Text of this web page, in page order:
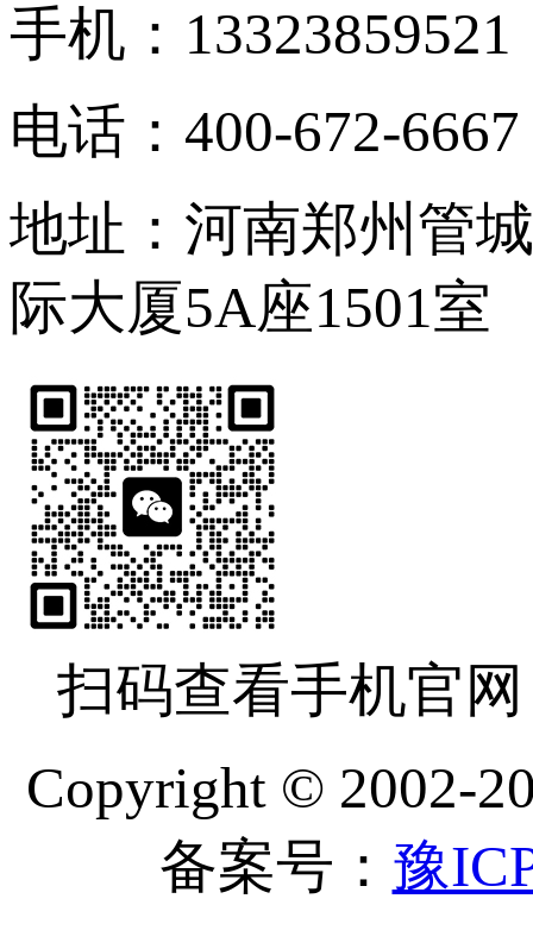
手机：13323859521
电话：400-672-6667
地址：河南郑州管
际大厦5A座1501室
扫码查看手机官网
Copyright © 2002-
备案号： 豫